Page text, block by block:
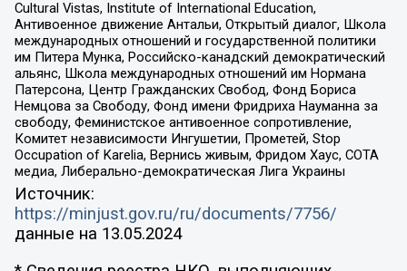
Cultural Vistas, Institute of International Education,
Антивоенное движение Антальи, Открытый диалог, Школа
международных отношений и государственной политики
им Питера Мунка, Российско-канадский демократический
альянс, Школа международных отношений им Нормана
Патерсона, Центр Гражданских Свобод, Фонд Бориса
Немцова за Свободу, Фонд имени Фридриха Науманна за
свободу, Феминистское антивоенное сопротивление,
Комитет независимости Ингушетии, Прометей, Stop
Occupation of Karelia, Вернись живым, Фридом Хаус, СОТА
медиа, Либерально-демократическая Лига Украины
Источник:
https://minjust.gov.ru/ru/documents/7756/
данные на 13.05.2024